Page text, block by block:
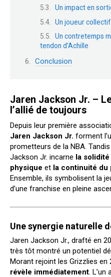
Un impact en
Un joueur
Un contretemps
tendon d’Achille
Conclusion
Jaren Jackson Jr. –
l’allié de toujours
Depuis leur première
Jaren Jackson Jr. forment
prometteurs de la NBA.
Jackson Jr. incarne la
physique et la continuité
Ensemble, ils symbolisent la
d’une franchise en pleine
Une synergie naturelle
Jaren Jackson Jr., drafté en
très tôt montré un potentiel
Morant rejoint les Grizzlies en
révèle immédiatement. L’un